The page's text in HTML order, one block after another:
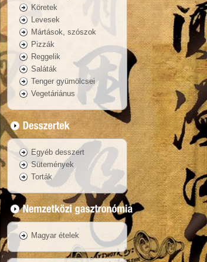
Köretek
Levesek
Mártások, szószok
Pizzák
Reggelik
Saláták
Tenger gyümölcsei
Vegetáriánus
Egyéb desszert
Sütemények
Torták
Magyar ételek